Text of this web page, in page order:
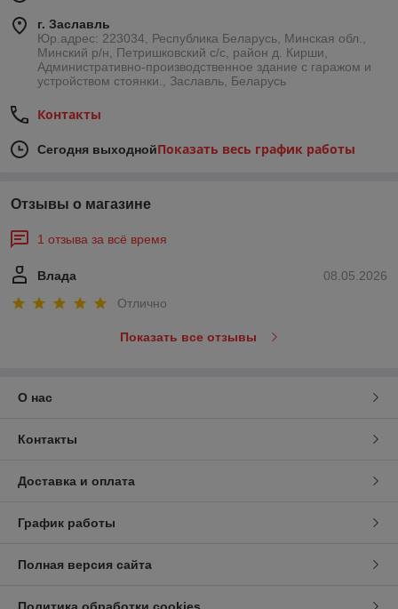
г. Заславль
Юр.адрес: 223034, Республика Беларусь, Минская обл.,
Минский р/н, Петришковский с/с, район д. Кирши,
Административно-производственное здание с гаражом и
устройством стоянки., Заславль, Беларусь
Контакты
Сегодня выходнойПоказать весь график работы
Отзывы о магазине
1 отзыва за всё время
08.05.2026
Влада
Отлично
Показать все отзывы
О нас
Контакты
Доставка и оплата
График работы
Полная версия сайта